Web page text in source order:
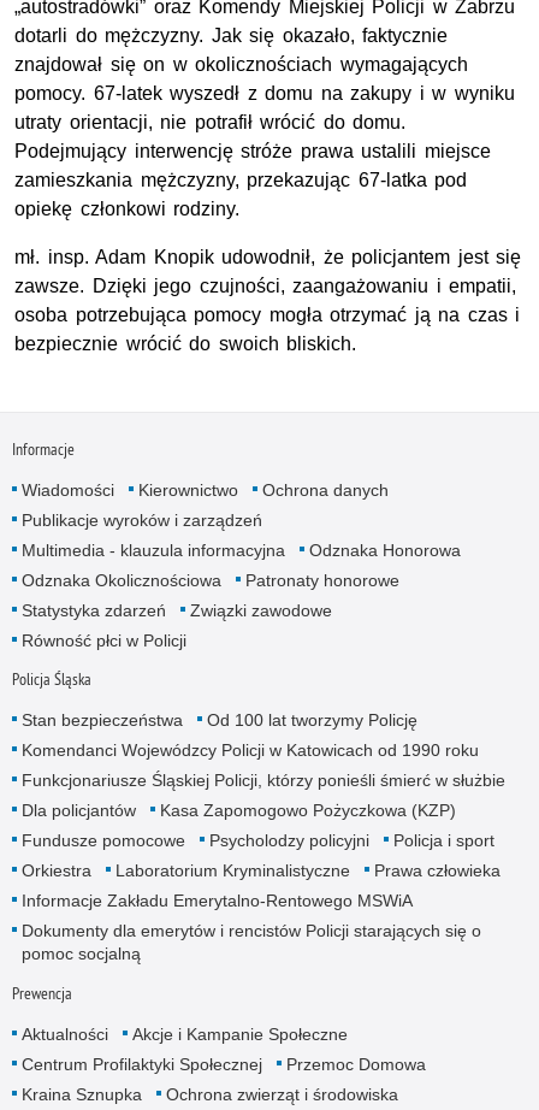
„autostradówki” oraz Komendy Miejskiej Policji w Zabrzu
dotarli do mężczyzny. Jak się okazało, faktycznie
znajdował się on w okolicznościach wymagających
pomocy. 67-latek wyszedł z domu na zakupy i w wyniku
utraty orientacji, nie potrafił wrócić do domu.
Podejmujący interwencję stróże prawa ustalili miejsce
zamieszkania mężczyzny, przekazując 67-latka pod
opiekę członkowi rodziny.
mł. insp. Adam Knopik udowodnił, że policjantem jest się
zawsze. Dzięki jego czujności, zaangażowaniu i empatii,
osoba potrzebująca pomocy mogła otrzymać ją na czas i
bezpiecznie wrócić do swoich bliskich.
Informacje
Wiadomości Kierownictwo
Ochrona danych
Publikacje wyroków i zarządzeń
Multimedia - klauzula informacyjna
Odznaka Honorowa
Odznaka Okolicznościowa
Patronaty honorowe
Statystyka zdarzeń
Związki zawodowe
Równość płci w Policji
Policja Śląska
Stan bezpieczeństwa
Od 100 lat tworzymy Policję
Komendanci Wojewódzcy Policji w Katowicach od 1990 roku
Funkcjonariusze Śląskiej Policji, którzy ponieśli śmierć w służbie
Dla policjantów
Kasa Zapomogowo Pożyczkowa (KZP)
Fundusze pomocowe
Psycholodzy policyjni
Policja i sport
Orkiestra
Laboratorium Kryminalistyczne
Prawa człowieka
Informacje Zakładu Emerytalno-Rentowego MSWiA
Dokumenty dla emerytów i rencistów Policji starających się o
pomoc socjalną
Prewencja
Aktualności
Akcje i Kampanie Społeczne
Centrum Profilaktyki Społecznej
Przemoc Domowa
Kraina Sznupka
Ochrona zwierząt i środowiska